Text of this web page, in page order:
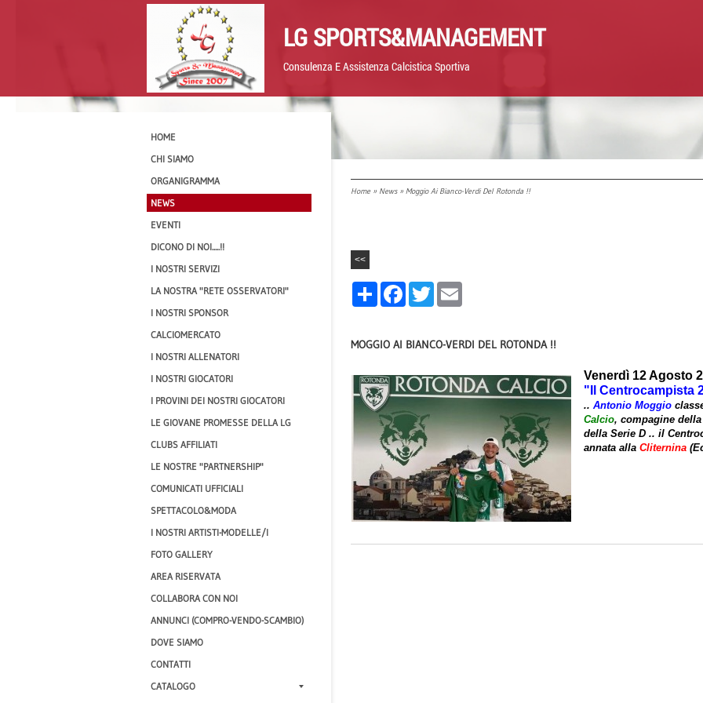
LG SPORTS&MANAGEMENT
Consulenza E Assistenza Calcistica Sportiva
Home» News» Moggio Ai Bianco-Verdi Del Rotonda !!
<<
Share FacebookTwitter
MOGGIO AI BIANCO-VERDI DEL ROTONDA !!
Venerdì 12 Agosto
"Il Centrocampista
.. Antonio Moggio
Calcio, compagine
della Serie D .. il
annata alla Cliternina (
HOME
CHI SIAMO
ORGANIGRAMMA
NEWS
EVENTI
DICONO DI NOI.....!!
I NOSTRI SERVIZI
LA NOSTRA "RETE OSSERVATORI"
I NOSTRI SPONSOR
CALCIOMERCATO
I NOSTRI ALLENATORI
I NOSTRI GIOCATORI
I PROVINI DEI NOSTRI GIOCATORI
LE GIOVANE PROMESSE DELLA LG
CLUBS AFFILIATI
LE NOSTRE "PARTNERSHIP"
COMUNICATI UFFICIALI
SPETTACOLO&MODA
I NOSTRI ARTISTI-MODELLE/I
FOTO GALLERY
AREA RISERVATA
COLLABORA CON NOI
ANNUNCI (COMPRO-VENDO-SCAMBIO)
DOVE SIAMO
CONTATTI
CATALOGO